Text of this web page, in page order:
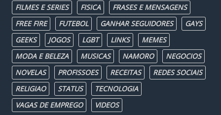
FILMES E SERIES
FISICA
FRASES E MENSAGENS
FREE FIRE
FUTEBOL GANHAR SEGUIDORES
GAYS
GEEKS
JOGOS LGBT LINKS
MEMES
MODA E BELEZA
MUSICAS NAMORO
NEGOCIOS
NOVELAS
PROFISSOES RECEITAS
REDES SOCIAIS
RELIGIAO
STATUS
TECNOLOGIA
VAGAS DE EMPREGO
VIDEOS